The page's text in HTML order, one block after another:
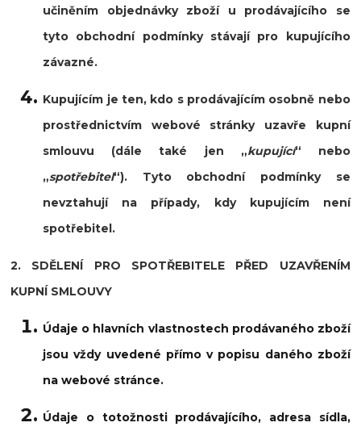
učiněním objednávky zboží u prodávajícího se
tyto obchodní podmínky stávají pro kupujícího
závazné.
Kupujícím je ten, kdo s prodávajícím osobně nebo
prostřednictvím webové stránky uzavře kupní
smlouvu (dále také jen „kupující“ nebo
„spotřebitel“). Tyto obchodní podmínky se
nevztahují na případy, kdy kupujícím není
spotřebitel.
2. SDĚLENÍ PRO SPOTŘEBITELE PŘED UZAVŘENÍM
KUPNÍ SMLOUVY
Údaje o hlavních vlastnostech prodávaného zboží
jsou vždy uvedené přímo v popisu daného zboží
na webové stránce.
Údaje o totožnosti prodávajícího, adresa sídla,